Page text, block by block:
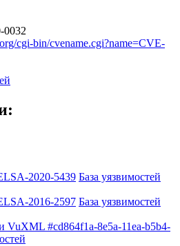
0032
cgi-bin/cvename.cgi?name=CVE-
2020-5439 База уязвимостей
2016-2597 База уязвимостей
VuXML #cd864f1a-8e5a-11ea-b5b4-